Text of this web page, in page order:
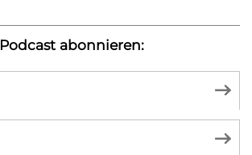
Podcast abonnieren: